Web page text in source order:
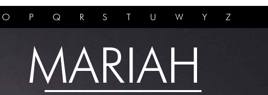
O P Q R S T U W Y Z
MARIAH